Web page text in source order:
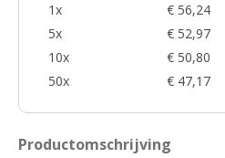
1x
€ 56,24
5x
€ 52,97
10x
€ 50,80
50x
€ 47,17
Productomschrijving